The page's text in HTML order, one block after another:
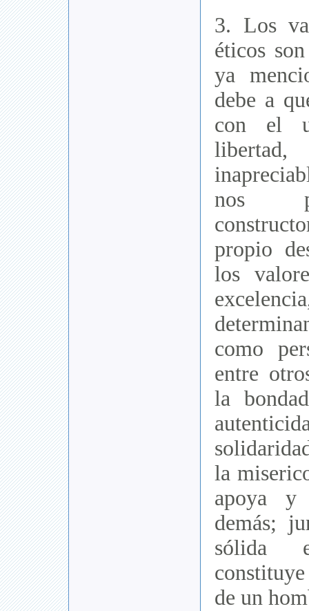
3. Los
éticos
ya
debe a
con el
nos
propio
los
como
entre
la
la
apoya y
demás;
sólida
de un